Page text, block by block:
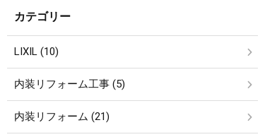
カテゴリー
LIXIL (10)
内装リフォーム工事 (5)
内装リフォーム (21)